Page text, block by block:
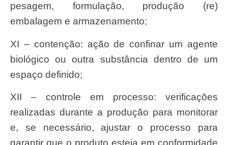
pesagem, formulação, produção (re)
embalagem e armazenamento;
XI – contenção: ação de confinar um agente
biológico ou outra substância dentro de um
espaço definido;
XII – controle em processo: verificações
realizadas durante a produção para monitorar
e, se necessário, ajustar o processo para
garantir que o produto esteja em conformidade